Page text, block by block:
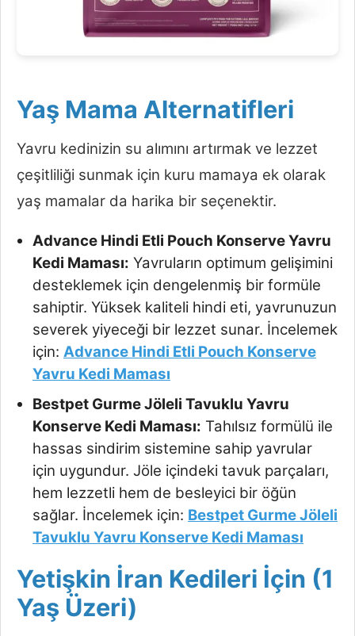
Yaş Mama Alternatifleri
Yavru kedinizin su alımını artırmak ve lezzet
çeşitliliği sunmak için kuru mamaya ek olarak
yaş mamalar da harika bir seçenektir.
Advance Hindi Etli Pouch Konserve Yavru
Kedi Maması: Yavruların optimum gelişimini
desteklemek için dengelenmiş bir formüle
sahiptir. Yüksek kaliteli hindi eti, yavrunuzun
severek yiyeceği bir lezzet sunar. İncelemek
için: Advance Hindi Etli Pouch Konserve
Yavru Kedi Maması
Bestpet Gurme Jöleli Tavuklu Yavru
Konserve Kedi Maması: Tahılsız formülü ile
hassas sindirim sistemine sahip yavrular
için uygundur. Jöle içindeki tavuk parçaları,
hem lezzetli hem de besleyici bir öğün
sağlar. İncelemek için: Bestpet Gurme Jöleli
Tavuklu Yavru Konserve Kedi Maması
Yetişkin İran Kedileri İçin (1
Yaş Üzeri)